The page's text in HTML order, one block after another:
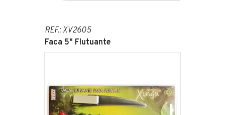
REF.: XV2605
Faca 5" Flutuante